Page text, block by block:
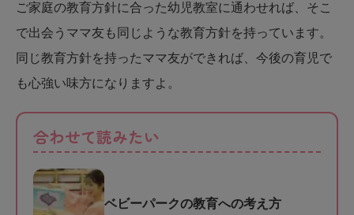
ご家庭の教育方針に合った幼児教室に通わせれば、そこ
で出会うママ友も同じような教育方針を持っています。
同じ教育方針を持ったママ友ができれば、今後の育児で
も心強い味方になりますよ。
合わせて読みたい
ベビーパークの教育への考え方